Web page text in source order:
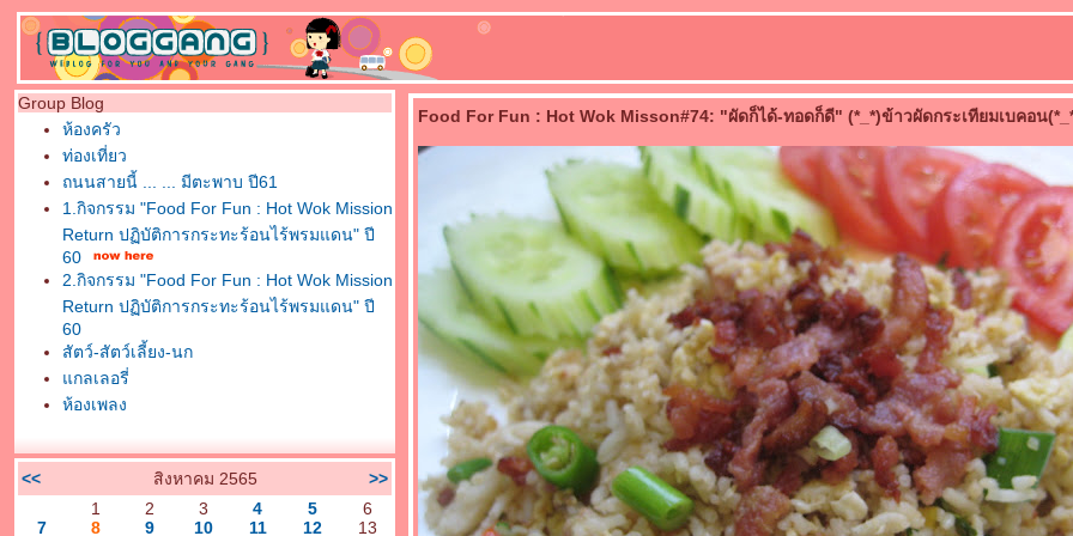
Group Blog
ห้องครัว
ท่องเที่ยว
ถนนสายนี้ ... ... มีตะพาบ ปี61
1.กิจกรรม "Food For Fun : Hot Wok Mission
Return ปฏิบัติการกระทะร้อนไร้พรมแดน" ปี
60
2.กิจกรรม "Food For Fun : Hot Wok Mission
Return ปฏิบัติการกระทะร้อนไร้พรมแดน" ปี
60
สัตว์-สัตว์เลี้ยง-นก
กลเลอรี่
ห้องเพลง
<< สิงหาคม 2565
>>
1
2 3 4 5
6
7
8 9 10 11 12 13
Food For Fun : Hot Wok Misson#74: "ผัดก็ได้-ทอดก็ดี" (*_*)ข้าวผัดกระเทียมเบคอน